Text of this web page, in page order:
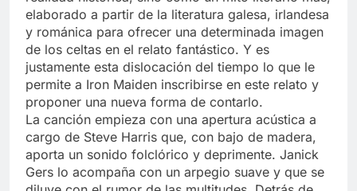
elaborado a partir de la literatura galesa, irlandesa
y románica para ofrecer una determinada imagen
de los celtas en el relato fantástico. Y es
justamente esta dislocación del tiempo lo que le
permite a Iron Maiden inscribirse en este relato y
proponer una nueva forma de contarlo.
La canción empieza con una apertura acústica a
cargo de Steve Harris que, con bajo de madera,
aporta un sonido folclórico y deprimente. Janick
Gers lo acompaña con un arpegio suave y que se